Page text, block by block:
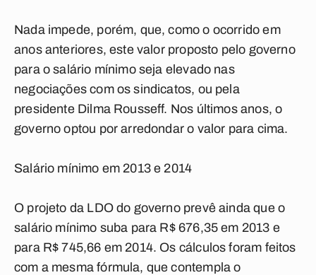
Nada impede, porém, que, como o ocorrido em
anos anteriores, este valor proposto pelo governo
para o salário mínimo seja elevado nas
negociações com os sindicatos, ou pela
presidente Dilma Rousseff. Nos últimos anos, o
governo optou por arredondar o valor para cima.
Salário mínimo em 2013 e 2014
O projeto da LDO do governo prevê ainda que o
salário mínimo suba para R$ 676,35 em 2013 e
para R$ 745,66 em 2014. Os cálculos foram feitos
com a mesma fórmula, que contempla o